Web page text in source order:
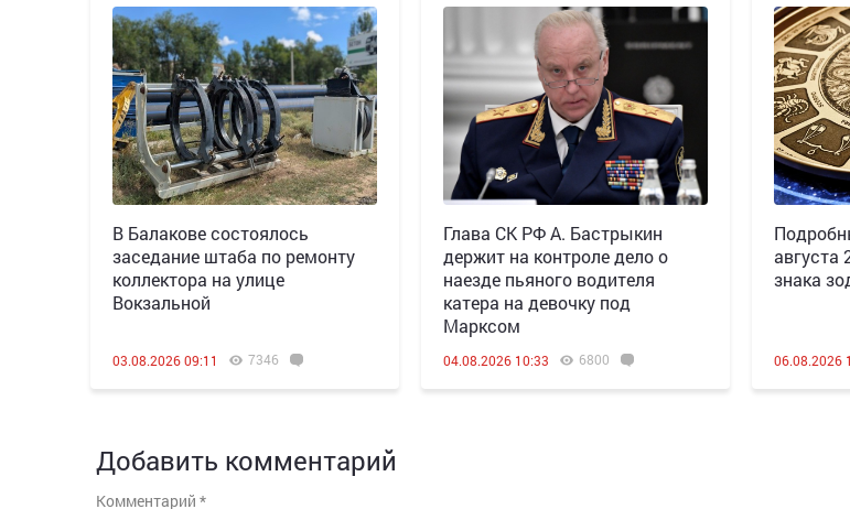
В Балакове состоялось
заседание штаба по ремонту
коллектора на улице
Вокзальной
03.08.2026 09:11 7346
Глава СК РФ А. Бастрыкин
держит на контроле дело о
наезде пьяного водителя
катера на девочку под
Марксом
04.08.2026 10:33 6800
августа
знака
06.08.2026
Добавить комментарий
Комментарий *